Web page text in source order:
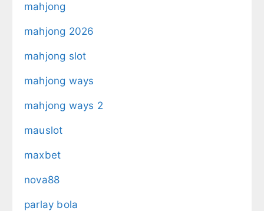
mahjong
mahjong 2026
mahjong slot
mahjong ways
mahjong ways 2
mauslot
maxbet
nova88
parlay bola